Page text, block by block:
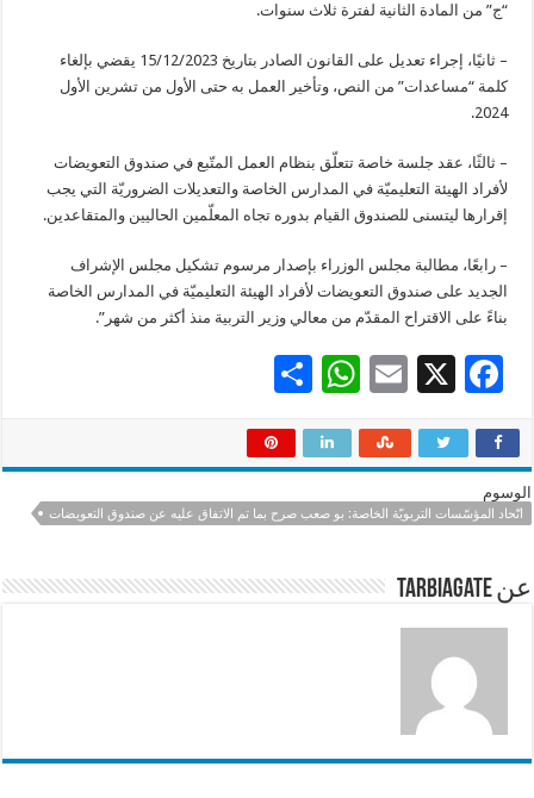
“ج” من المادة الثانية لفترة ثلاث سنوات.
– ثانيًا، إجراء تعديل على القانون الصادر بتاريخ 15/12/2023 يقضي بإلغاء
كلمة “مساعدات” من النص، وتأخير العمل به حتى الأول من تشرين الأول
2024.
– ثالثًا، عقد جلسة خاصة تتعلّق بنظام العمل المتّبع في صندوق التعويضات
لأفراد الهيئة التعليميّة في المدارس الخاصة والتعديلات الضروريّة التي يجب
إقرارها ليتسنى للصندوق القيام بدوره تجاه المعلّمين الحاليين والمتقاعدين.
– رابعًا، مطالبة مجلس الوزراء بإصدار مرسوم تشكيل مجلس الإشراف
الجديد على صندوق التعويضات لأفراد الهيئة التعليميّة في المدارس الخاصة
بناءً على الاقتراح المقدّم من معالي وزير التربية منذ أكثر من شهر”.
F
e
o
k
X
E
ai
W
at
p
ar
الوسوم
اتّحاد المؤسّسات التربويّة الخاصة: بو صعب صرح بما تم الاتفاق عليه عن صندوق التعويضات
عن tarbiagate